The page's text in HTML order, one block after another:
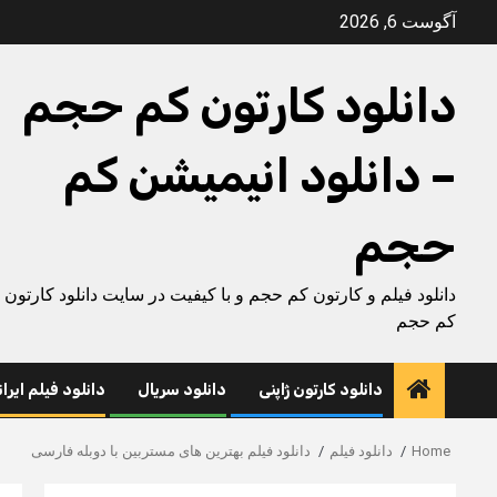
آگوست 6, 2026
دانلود کارتون کم حجم
– دانلود انیمیشن کم
حجم
دانلود فیلم و کارتون کم حجم و با کیفیت در سایت دانلود کارتون
کم حجم
دانلود کارتون ژاپنی دانلود سریال دانلود فیلم
Home دانلود فیلم دانلود فیلم بهترین های مستربین با دوبله فارسی